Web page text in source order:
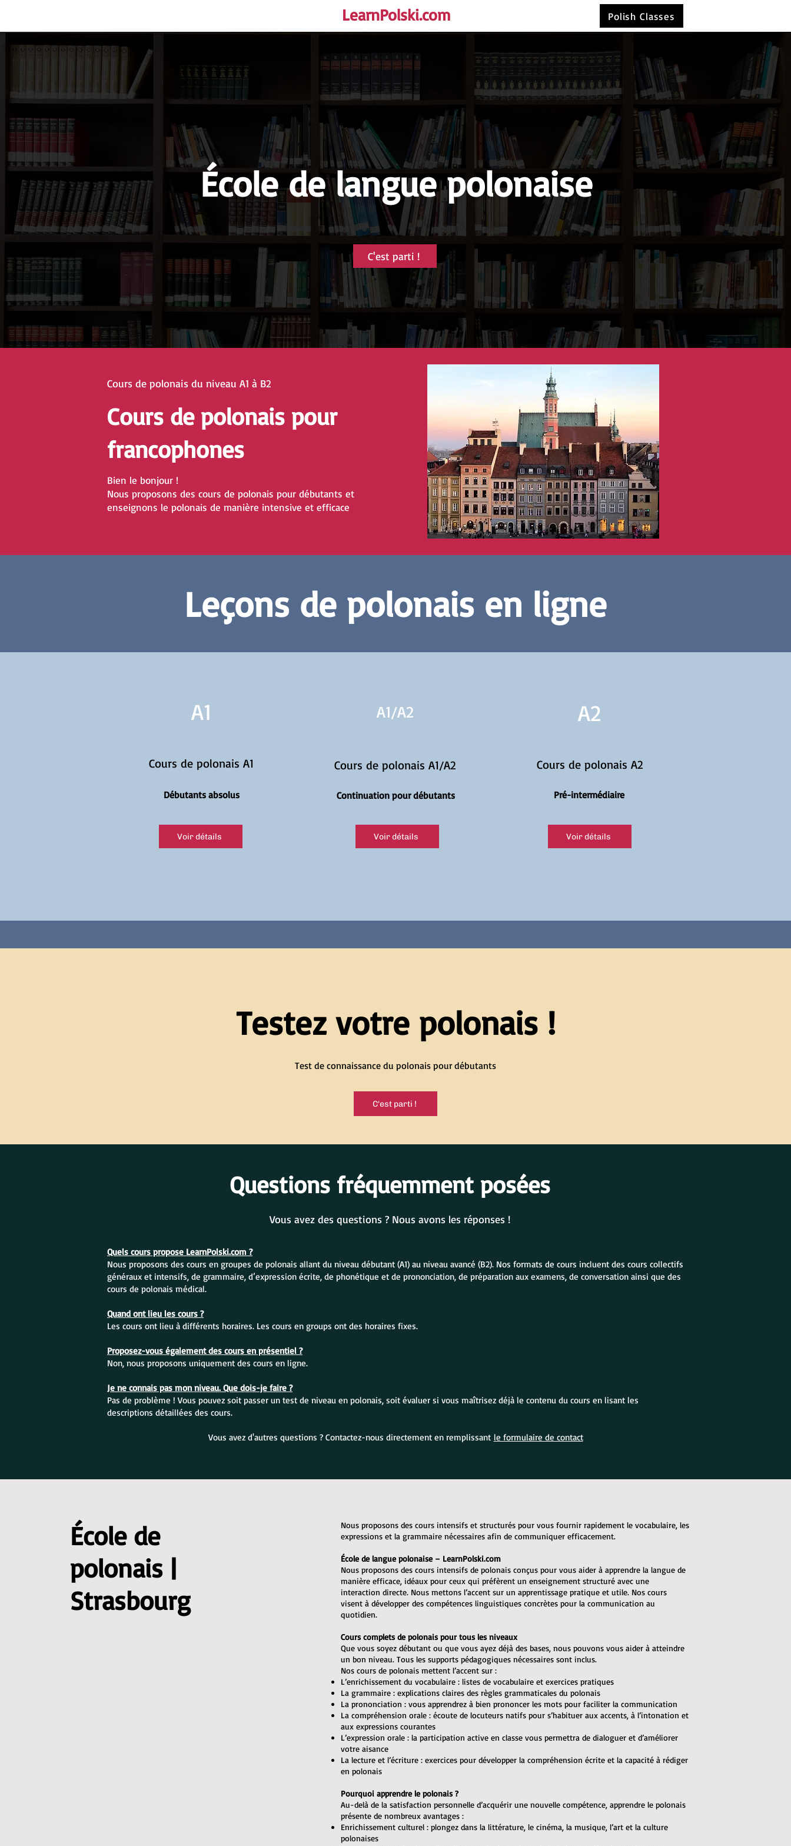
LearnPolski.com Polish Classes
École de langue polonaise
C'est parti !
Cours de polonais du niveau A1 à B2
Cours de polonais pour
francophones
Bien le bonjour !
Nous proposons des cours de polonais pour débutants et
enseignons le polonais de manière intensive et efficace
Leçons de polonais en ligne
A1
Cours de polonais A1
Débutants absolus
Voir détails
A1/A2
Cours de polonais A1/A2
Continuation pour débutants
Voir détails
A2
Cours de polonais A2
Pré-intermédiaire
Voir détails
Testez votre polonais !
Test de connaissance du polonais pour débutants
C'est parti !
Questions fréquemment posées
Vous avez des questions ? Nous avons les réponses !
Quels cours propose LearnPolski.com ?
Nous proposons des cours en groupes de polonais allant du niveau débutant (A1) au niveau avancé (B2). Nos formats de cours incluent des cours collectifs
généraux et intensifs, de grammaire, d’expression écrite, de phonétique et de prononciation, de préparation aux examens, de conversation ainsi que des
cours de polonais médical.
Quand ont lieu les cours ?
Les cours ont lieu à différents horaires. Les cours en groups ont des horaires fixes.
Proposez-vous également des cours en présentiel ?
Non, nous proposons uniquement des cours en ligne.
Je ne connais pas mon niveau. Que dois-je faire ?
Pas de problème ! Vous pouvez soit passer un test de niveau en polonais, soit évaluer si vous maîtrisez déjà le contenu du cours en lisant les
descriptions détaillées des cours.
Vous avez d'autres questions ? Contactez-nous directement en remplissant le formulaire de contact
École de
polonais |
Strasbourg
Nous proposons des cours intensifs et structurés pour vous fournir rapidement le vocabulaire, les
expressions et la grammaire nécessaires afin de communiquer efficacement.
École de langue polonaise – LearnPolski.com
Nous proposons des cours intensifs de polonais conçus pour vous aider à apprendre la langue de
manière efficace, idéaux pour ceux qui préfèrent un enseignement structuré avec une
interaction directe. Nous mettons l’accent sur un apprentissage pratique et utile. Nos cours
visent à développer des compétences linguistiques concrètes pour la communication au
quotidien.
Cours complets de polonais pour tous les niveaux
Que vous soyez débutant ou que vous ayez déjà des bases, nous pouvons vous aider à atteindre
un bon niveau. Tous les supports pédagogiques nécessaires sont inclus.
Nos cours de polonais mettent l’accent sur :
L’enrichissement du vocabulaire : listes de vocabulaire et exercices pratiques
La grammaire : explications claires des règles grammaticales du polonais
La prononciation : vous apprendrez à bien prononcer les mots pour faciliter la communication
La compréhension orale : écoute de locuteurs natifs pour s’habituer aux accents, à l’intonation et
aux expressions courantes
L’expression orale : la participation active en classe vous permettra de dialoguer et d’améliorer
votre aisance
La lecture et l’écriture : exercices pour développer la compréhension écrite et la capacité à rédiger
en polonais
Pourquoi apprendre le polonais ?
Au-delà de la satisfaction personnelle d’acquérir une nouvelle compétence, apprendre le polonais
présente de nombreux avantages :
Enrichissement culturel : plongez dans la littérature, le cinéma, la musique, l’art et la culture
polonaises